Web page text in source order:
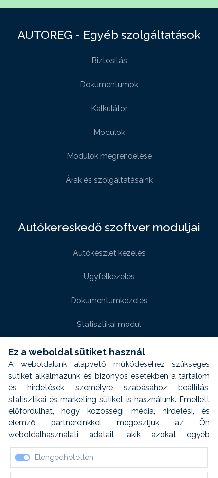
Ez a weboldal sütiket használ
A weboldalunk alapvető működéséhez szükséges
sütiket alkalmazunk és bizonyos esetekben a tartalom
és hirdetések személyre szabásához beállítás,
statisztikai és marketing sütiket is használunk. Emellett
előfordulhat, hogy közösségi média, hirdetési, és
elemző partnereinkkel megosztjuk az Ön
weboldalhasználati adatait, akik azokat egyéb
forrásokból gyűjtött adatokkal kombinálhatják. A sütik
elfogadásával kapcsolatosan naplózást végzünk és
ezen adatokat 6 hónap után automatikusan töröljük. A
Elengedhetetlen
AUTOREG - Egyéb szolgáltatások
Biztositás
Dokumentumok
Kalkulátor
Modulok
Modulok megrendelése
Árak és szolgáltatásaink
Autókereskedő szoftver moduljai
Autókészlet kezelés
Ügyfélkezelés
Dokumentumkezelés
Statisztikai modul
Weboldal modul
Fényképtár extra modul
Autómosó modul
Feladatütemezés